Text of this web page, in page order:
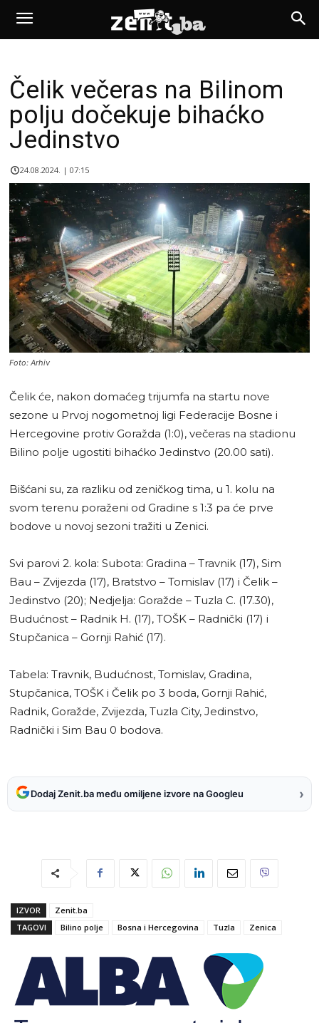
Čelik večeras na Bilinom
polju dočekuje bihaćko
Jedinstvo
24.08.2024. | 07:15
Foto: Arhiv
Čelik će, nakon domaćeg trijumfa na startu nove
sezone u Prvoj nogometnoj ligi Federacije Bosne i
Hercegovine protiv Goražda (1:0), večeras na stadionu
Bilino polje ugostiti bihaćko Jedinstvo (20.00 sati).
Bišćani su, za razliku od zeničkog tima, u 1. kolu na
svom terenu poraženi od Gradine s 1:3 pa će prve
bodove u novoj sezoni tražiti u Zenici.
Svi parovi 2. kola: Subota: Gradina – Travnik (17), Sim
Bau – Zvijezda (17), Bratstvo – Tomislav (17) i Čelik –
Jedinstvo (20); Nedjelja: Goražde – Tuzla C. (17.30),
Budućnost – Radnik H. (17), TOŠK – Radnički (17) i
Stupčanica – Gornji Rahić (17).
Tabela: Travnik, Budućnost, Tomislav, Gradina,
Stupčanica, TOŠK i Čelik po 3 boda, Gornji Rahić,
Radnik, Goražde, Zvijezda, Tuzla City, Jedinstvo,
Radnički i Sim Bau 0 bodova.
Dodaj Zenit.ba među omiljene izvore na Googleu ›
IZVOR
Zenit.ba
TAGOVI
Bilino polje Bosna i Hercegovina Tuzla Zenica